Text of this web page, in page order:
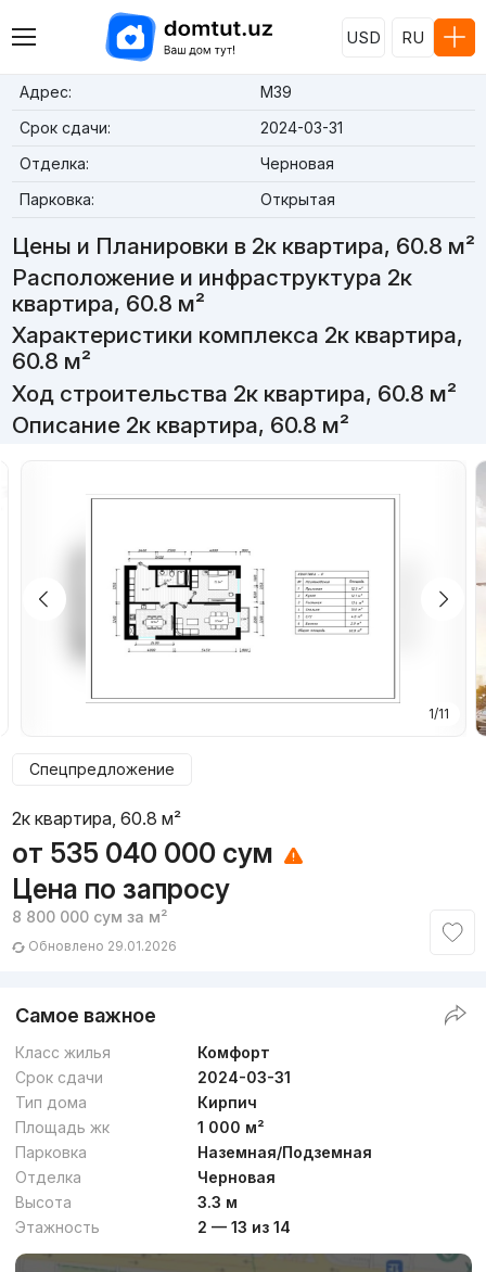
USD RU
Адрес:
M39
Срок сдачи:
2024-03-31
Отделка:
Черновая
Парковка:
Открытая
Цены и Планировки в 2к квартира, 60.8 м²
Расположение и инфраструктура 2к
квартира, 60.8 м²
Характеристики комплекса 2к квартира,
60.8 м²
Ход строительства 2к квартира, 60.8 м²
Описание 2к квартира, 60.8 м²
1/11
Спецпредложение
2к квартира, 60.8 м²
от 535 040 000 сум
Цена по запросу
8 800 000 сум за м²
Обновлено 29.01.2026
Самое важное
Класс жилья
Комфорт
Срок сдачи
2024-03-31
Тип дома
Кирпич
Площадь жк
1 000 м²
Парковка
Наземная/Подземная
Отделка
Черновая
Высота
3.3 м
Этажность
2 — 13 из 14